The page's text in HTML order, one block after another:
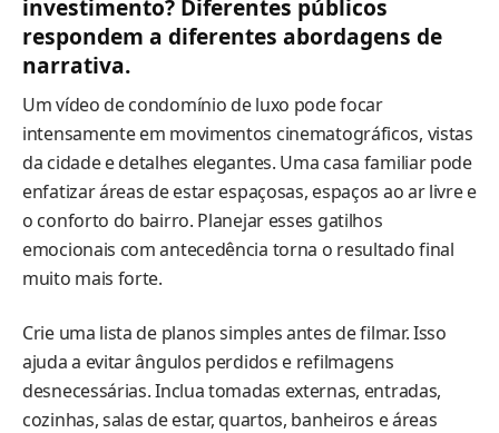
investimento? Diferentes públicos
respondem a diferentes abordagens de
narrativa.
Um vídeo de condomínio de luxo pode focar
intensamente em movimentos cinematográficos, vistas
da cidade e detalhes elegantes. Uma casa familiar pode
enfatizar áreas de estar espaçosas, espaços ao ar livre e
o conforto do bairro. Planejar esses gatilhos
emocionais com antecedência torna o resultado final
muito mais forte.
Crie uma lista de planos simples antes de filmar. Isso
ajuda a evitar ângulos perdidos e refilmagens
desnecessárias. Inclua tomadas externas, entradas,
cozinhas, salas de estar, quartos, banheiros e áreas